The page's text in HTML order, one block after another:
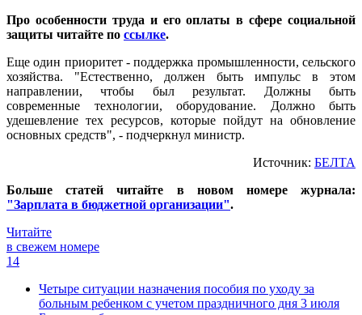
Про особенности труда и его оплаты в сфере социальной
защиты читайте по ссылке.
Еще один приоритет - поддержка промышленности, сельского
хозяйства. "Естественно, должен быть импульс в этом
направлении, чтобы был результат. Должны быть
современные технологии, оборудование. Должно быть
удешевление тех ресурсов, которые пойдут на обновление
основных средств", - подчеркнул министр.
Источник: БЕЛТА
Больше статей читайте в новом номере журнала:
"Зарплата в бюджетной организации".
Читайте
в свежем номере
14
Четыре ситуации назначения пособия по уходу за
больным ребенком с учетом праздничного дня 3 июля